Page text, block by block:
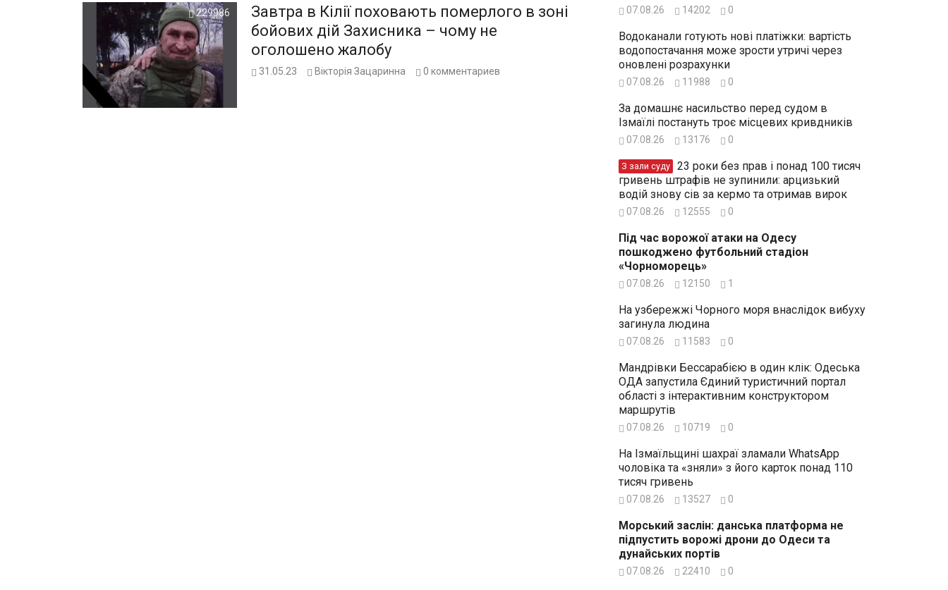
229986
Завтра в Кілії поховають померлого в зоні
бойових дій Захисника – чому не
оголошено жалобу
31.05.23 Вікторія Зацаринна 0 комментариев
07.08.26 14202 0
Водоканали готують нові платіжки: вартість
водопостачання може зрости утричі через
оновлені розрахунки
07.08.26 11988 0
За домашнє насильство перед судом в
Ізмаїлі постануть троє місцевих кривдників
07.08.26 13176 0
З зали суду
гривень штрафів не зупинили: арцизький
водій знову сів за кермо та отримав вирок
07.08.26 12555 0
Під час ворожої атаки на Одесу
пошкоджено футбольний стадіон
«Чорноморець»
07.08.26 12150 1
На узбережжі Чорного моря внаслідок вибуху
загинула людина
07.08.26 11583 0
Мандрівки Бессарабією в один клік: Одеська
ОДА запустила Єдиний туристичний портал
області з інтерактивним конструктором
маршрутів
07.08.26 10719 0
На Ізмаїльщині шахраї зламали WhatsApp
чоловіка та «зняли» з його карток понад 110
тисяч гривень
07.08.26 13527 0
Морський заслін: данська платформа не
підпустить ворожі дрони до Одеси та
дунайських портів
07.08.26 22410 0